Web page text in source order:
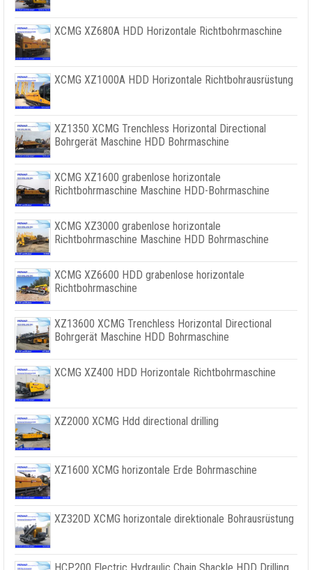
XCMG XZ680A HDD Horizontale Richtbohrmaschine
XCMG XZ1000A HDD Horizontale Richtbohrausrüstung
XZ1350 XCMG Trenchless Horizontal Directional
Bohrgerät Maschine HDD Bohrmaschine
XCMG XZ1600 grabenlose horizontale
Richtbohrmaschine Maschine HDD-Bohrmaschine
XCMG XZ3000 grabenlose horizontale
Richtbohrmaschine Maschine HDD Bohrmaschine
XCMG XZ6600 HDD grabenlose horizontale
Richtbohrmaschine
XZ13600 XCMG Trenchless Horizontal Directional
Bohrgerät Maschine HDD Bohrmaschine
XCMG XZ400 HDD Horizontale Richtbohrmaschine
XZ2000 XCMG Hdd directional drilling
XZ1600 XCMG horizontale Erde Bohrmaschine
XZ320D XCMG horizontale direktionale Bohrausrüstung
HCP200 Electric Hydraulic Chain Shackle HDD Drilling